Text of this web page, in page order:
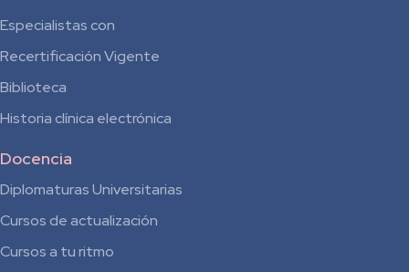
Especialistas con
Recertificación Vigente
Biblioteca
Historia clínica electrónica
Docencia
Diplomaturas Universitarias
Cursos de actualización
Cursos a tu ritmo